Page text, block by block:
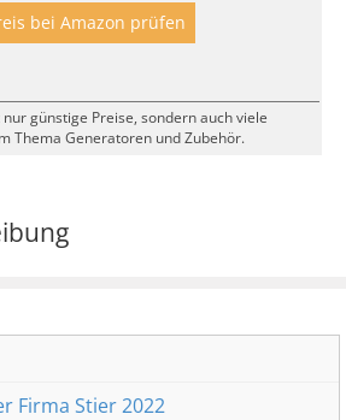
bei Amazon prüfen
günstige Preise, sondern auch viele
Thema Generatoren und Zubehör.
Firma Stier 2022